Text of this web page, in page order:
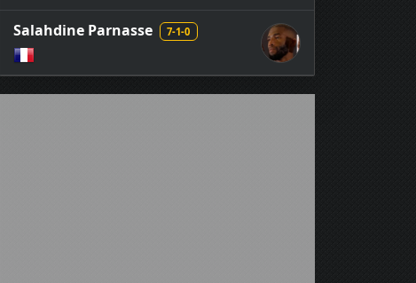
Salahdine Parnasse 7-1-0